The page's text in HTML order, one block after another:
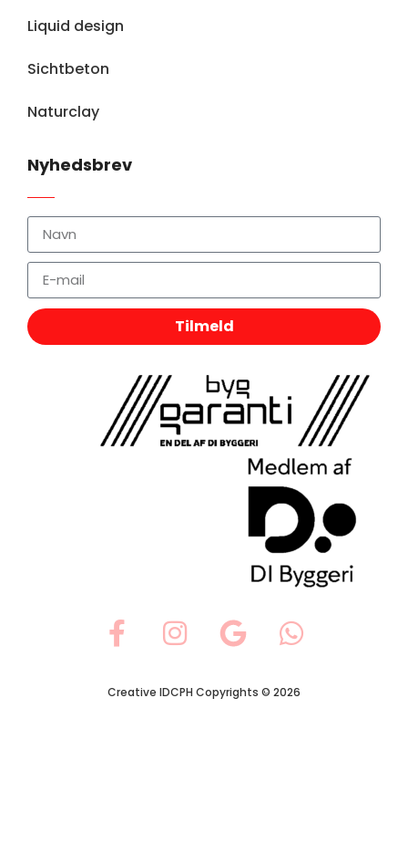
Liquid design
Sichtbeton
Naturclay
Nyhedsbrev
Tilmeld
Creative IDCPH Copyrights © 2026